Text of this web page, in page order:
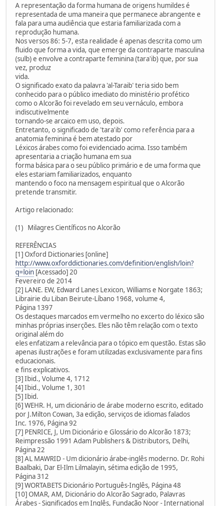
A representação da forma humana de origens humildes é
representada de uma maneira que permanece abrangente e
fala para uma audiência que estaria familiarizada com a
reprodução humana.
Nos versos 86: 5-7, esta realidade é apenas descrita como um
fluido que forma a vida, que emerge da contraparte masculina
(sulb) e envolve a contraparte feminina (tara'ib) que, por sua
vez, produz
vida.
O significado exato da palavra 'al-Taraib' teria sido bem
conhecido para o público imediato do ministério profético
como o Alcorão foi revelado em seu vernáculo, embora
indiscutivelmente
tornando-se arcaico em uso, depois.
Entretanto, o significado de 'tara'ib' como referência para a
anatomia feminina é bem atestado por
Léxicos árabes como foi evidenciado acima. Isso também
apresentaria a criação humana em sua
forma básica para o seu público primário e de uma forma que
eles estariam familiarizados, enquanto
mantendo o foco na mensagem espiritual que o Alcorão
pretende transmitir.
Artigo relacionado:
(1) Milagres Científicos no Alcorão
REFERÊNCIAS
[1] Oxford Dictionaries [online]
http://www.oxforddictionaries.com/definition/english/loin?
q=loin [Acessado] 20
Fevereiro de 2014
[2] LANE. EW, Edward Lanes Lexicon, Williams e Norgate 1863;
Librairie du Liban Beirute-Líbano 1968, volume 4,
Página 1397
Os destaques marcados em vermelho no excerto do léxico são
minhas próprias inserções. Eles não têm relação com o texto
original além do
eles enfatizam a relevância para o tópico em questão. Estas são
apenas ilustrações e foram utilizadas exclusivamente para fins
educacionais.
e fins explicativos.
[3] Ibid., Volume 4, 1712
[4] Ibid., Volume 1, 301
[5] Ibid.
[6] WEHR. H, um dicionário de árabe moderno escrito, editado
por J.Milton Cowan, 3a edição, serviços de idiomas falados
Inc. 1976, Página 92
[7] PENRICE, J, Um Dicionário e Glossário do Alcorão 1873;
Reimpressão 1991 Adam Publishers & Distributors, Delhi,
Página 22
[8] AL MAWRID - Um dicionário árabe-inglês moderno. Dr. Rohi
Baalbaki, Dar El-Ilm Lilmalayin, sétima edição de 1995,
Página 312
[9] WORTABETS Dicionário Português-Inglês, Página 48
[10] OMAR, AM, Dicionário do Alcorão Sagrado, Palavras
Árabes - Significados em Inglês, Fundação Noor - International